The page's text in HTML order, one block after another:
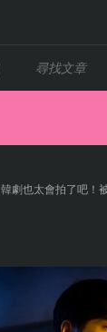
韓劇也太會拍了吧！